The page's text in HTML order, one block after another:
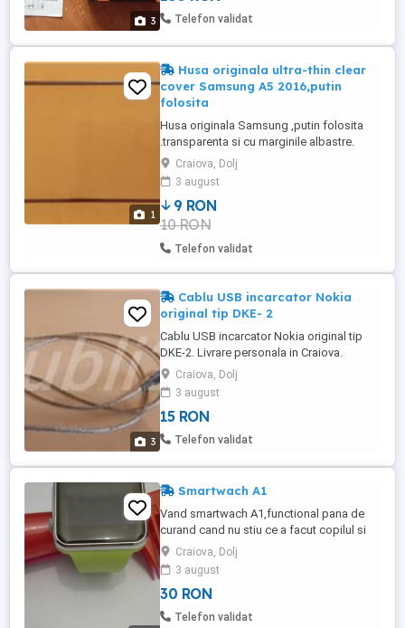
3
pentru a regla încărcarea bateriilor de la
Telefon validat
1
Husa originala ultra-thin clear
cover Samsung A5 2016,putin
folosita
Husa originala Samsung ,putin folosita
.transparenta si cu marginile albastre.
Livrare personala in Craiova sau prin curier
in tara.
Craiova, Dolj
3 august
9 RON
10 RON
Telefon validat
3
Cablu USB incarcator Nokia
original tip DKE- 2
Cablu USB incarcator Nokia original tip
DKE-2. Livrare personala in Craiova.
Craiova, Dolj
3 august
15 RON
Telefon validat
Smartwach A1
Vand smartwach A1,functional pana de
curand cand nu stiu ce a facut copilul si
nu se mai vede pe ecran(se poate
raspunde la el daca cartela nu are cod
pin),numai ca nu se mai vede...si il vand ca
defect,pentru
piese(curea,baterie,carcasa...etc) sau
Craiova, Dolj
3 august
30 RON
Telefon validat